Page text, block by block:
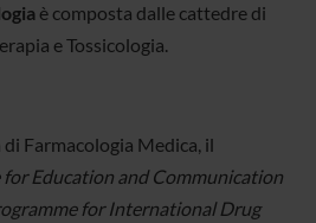
è composta dalle cattedre di
e Tossicologia.
di Farmacologia Medica, il
for Education and Communication
for International Drug